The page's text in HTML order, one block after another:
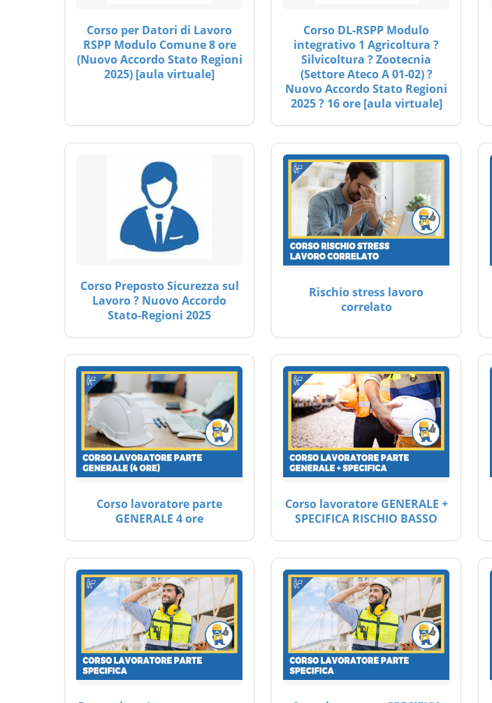
Corso per Datori di Lavoro
RSPP Modulo Comune 8 ore
(Nuovo Accordo Stato Regioni
2025) [aula virtuale]
Corso DL-RSPP Modulo
integrativo 1 Agricoltura ?
Silvicoltura ? Zootecnia
(Settore Ateco A 01-02) ?
Nuovo Accordo Stato Regioni
2025 ? 16 ore [aula virtuale]
Corso Preposto Sicurezza sul
Lavoro ? Nuovo Accordo
Stato-Regioni 2025
Rischio stress lavoro
correlato
Corso lavoratore parte
GENERALE 4 ore
Corso lavoratore GENERALE +
SPECIFICA RISCHIO BASSO